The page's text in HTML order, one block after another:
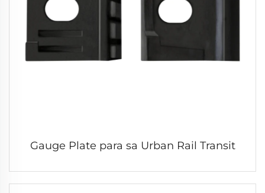
Gauge Plate para sa Urban Rail Transit